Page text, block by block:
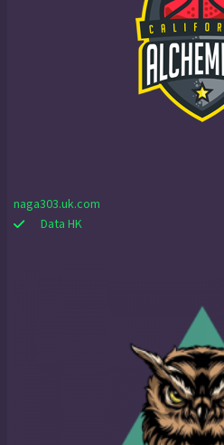
naga303.uk.com
Data HK